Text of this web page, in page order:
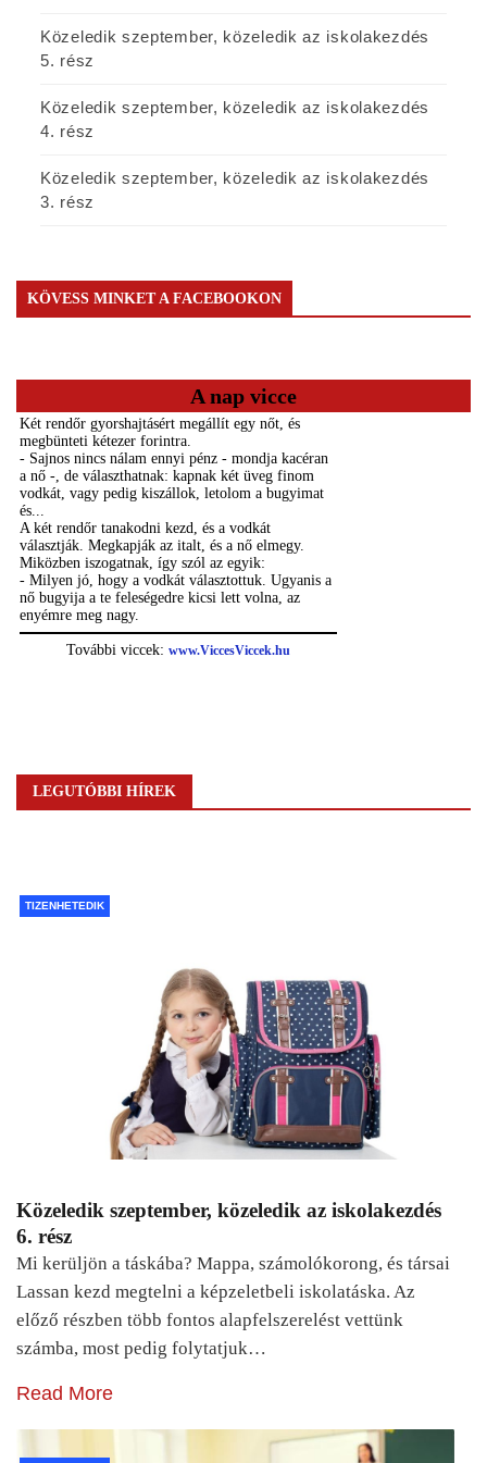
Közeledik szeptember, közeledik az iskolakezdés
5. rész
Közeledik szeptember, közeledik az iskolakezdés
4. rész
Közeledik szeptember, közeledik az iskolakezdés
3. rész
KÖVESS MINKET A FACEBOOKON
A nap vicce
LEGUTÓBBI HÍREK
TIZENHETEDIK
Közeledik szeptember, közeledik az iskolakezdés
6. rész
Mi kerüljön a táskába? Mappa, számolókorong, és társai
Lassan kezd megtelni a képzeletbeli iskolatáska. Az
előző részben több fontos alapfelszerelést vettünk
számba, most pedig folytatjuk…
Read More